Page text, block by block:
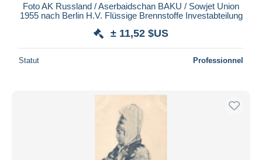
Foto AK Russland / Aserbaidschan BAKU / Sowjet Union
1955 nach Berlin H.V. Flüssige Brennstoffe Investabteilung
± 11,52 $US
Statut Professionnel